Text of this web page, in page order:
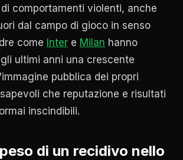
comportamenti violenti, anche
dal campo di gioco in senso
come Inter e Milan hanno
ultimi anni una crescente
pubblica dei propri
che reputazione e risultati
inscindibili.
di un recidivo nello